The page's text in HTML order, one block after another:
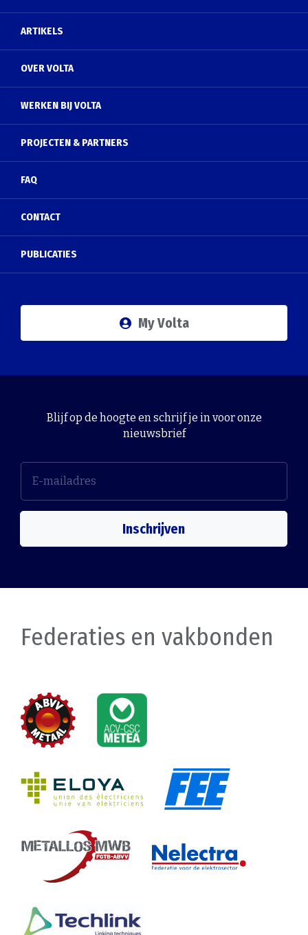
ARTIKELS
OVER VOLTA
WERKEN BIJ VOLTA
PROJECTEN & PARTNERS
FAQ
CONTACT
PUBLICATIES
My Volta
Blijf op de hoogte en schrijf je in voor onze
nieuwsbrief
Inschrijven
Federaties en vakbonden